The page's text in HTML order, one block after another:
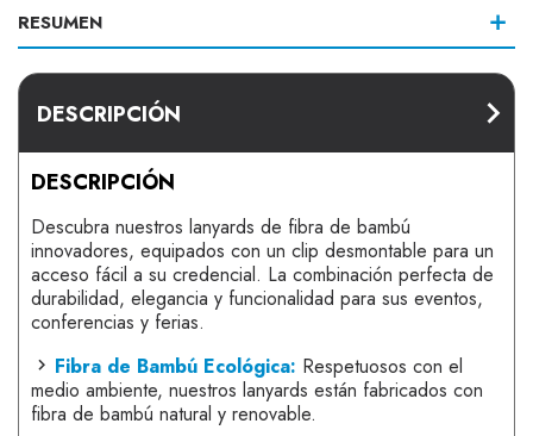
RESUMEN
DESCRIPCIÓN
DESCRIPCIÓN
Descubra nuestros lanyards de fibra de bambú
innovadores, equipados con un clip desmontable para un
acceso fácil a su credencial. La combinación perfecta de
durabilidad, elegancia y funcionalidad para sus eventos,
conferencias y ferias.
Fibra de Bambú Ecológica: Respetuosos con el
medio ambiente, nuestros lanyards están fabricados con
fibra de bambú natural y renovable.